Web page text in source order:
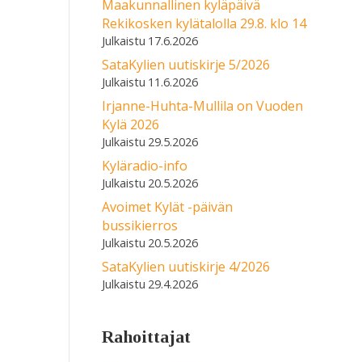
Maakunnallinen kyläpäivä
Rekikosken kylätalolla 29.8. klo 14
17.6.2026
SataKylien uutiskirje 5/2026
11.6.2026
Irjanne-Huhta-Mullila on Vuoden
Kylä 2026
29.5.2026
Kyläradio-info
20.5.2026
Avoimet Kylät -päivän
bussikierros
20.5.2026
SataKylien uutiskirje 4/2026
29.4.2026
Rahoittajat